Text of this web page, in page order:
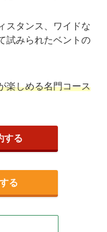
スタンス、ワイドな
試みられたベントの
楽しめる名門コース
する
る